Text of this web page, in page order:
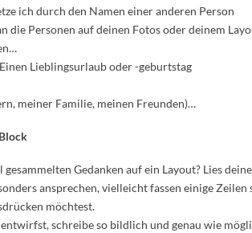
ich durch den Namen einer anderen Person
die Personen auf deinen Fotos oder deinem
Lieblingsurlaub oder -geburtstag
meiner Familie, meinen Freunden)…
Gedanken auf ein Layout? Lies
ansprechen, vielleicht fassen einige Zeilen
möchtest.
schreibe so bildlich und genau wie